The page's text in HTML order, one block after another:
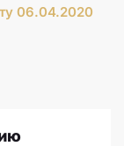
06.04.2020